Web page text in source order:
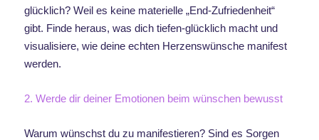
glücklich? Weil es keine materielle „End-Zufriedenheit“
gibt. Finde heraus, was dich tiefen-glücklich macht und
visualisiere, wie deine echten Herzenswünsche manifest
werden.
2. Werde dir deiner Emotionen beim wünschen bewusst
Warum wünschst du zu manifestieren? Sind es Sorgen